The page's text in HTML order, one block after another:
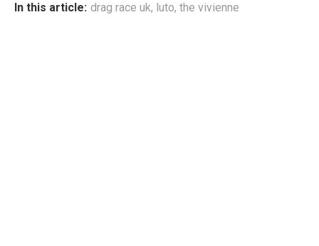
In this article: drag race uk, luto, the vivienne